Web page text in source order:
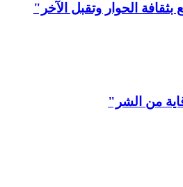
الحوار وتقبل الآخر"
من الشر"